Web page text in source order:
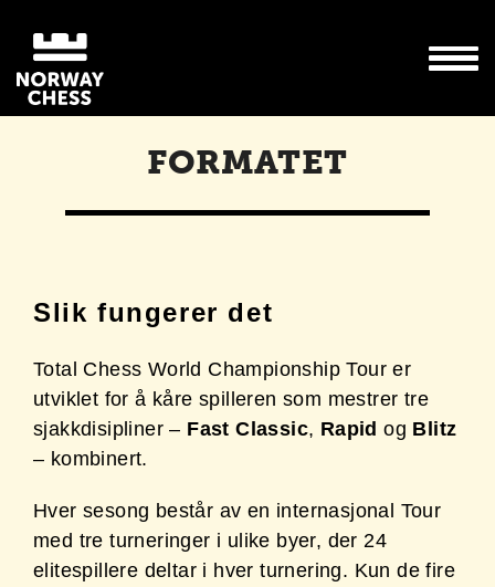
FORMATET
Slik fungerer det
Total Chess World Championship Tour er
utviklet for å kåre spilleren som mestrer tre
sjakkdisipliner – Fast Classic, Rapid og Blitz
– kombinert.
Hver sesong består av en internasjonal Tour
med tre turneringer i ulike byer, der 24
elitespillere deltar i hver turnering. Kun de fire